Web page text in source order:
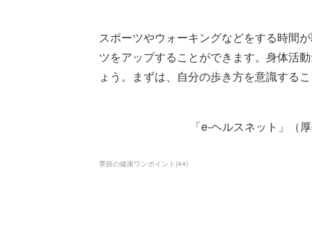
スポーツやウォーキングなどをする時間
ツをアップすることができます。身体活
ょう。まずは、自分の歩き方を意識する
「e-ヘルスネット」（
季節の健康ワンポイント (44)